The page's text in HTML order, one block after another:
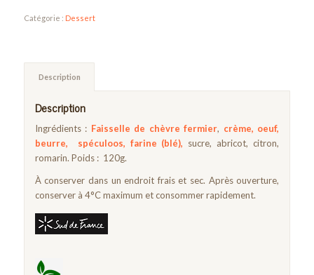
Catégorie : Dessert
Description
Description
Ingrédients : Faisselle de chèvre fermier, crème, oeuf,
beurre, spéculoos, farine (blé), sucre, abricot, citron,
romarin. Poids : 120g.
À conserver dans un endroit frais et sec. Après ouverture,
conserver à 4°C maximum et consommer rapidement.